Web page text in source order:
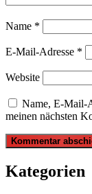
Name *
E-Mail-Adresse *
Website
Name, E-Mail-
meinen nächsten
Kategorien